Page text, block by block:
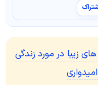
زیبا در مورد زندگی